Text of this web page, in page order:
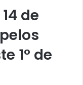
de
1° de